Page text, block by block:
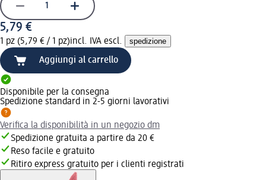
5,79 €
1 pz (5,79 € / 1 pz)incl. IVA escl. spedizione
Aggiungi al carrello
Disponibile per la consegna
Spedizione standard in 2-5 giorni lavorativi
Verifica la disponibilità in un negozio dm
Spedizione gratuita a partire da 20 €
Reso facile e gratuito
Ritiro express gratuito per i clienti registrati